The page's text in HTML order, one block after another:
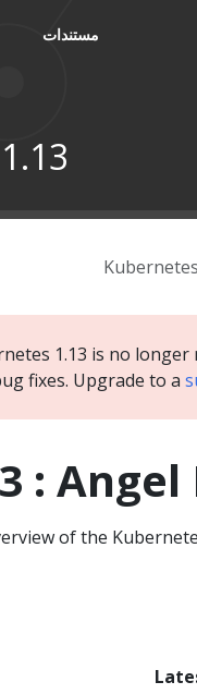
مستندات
1.13 is no
fixes. Upgrade to a
: Angel
of the